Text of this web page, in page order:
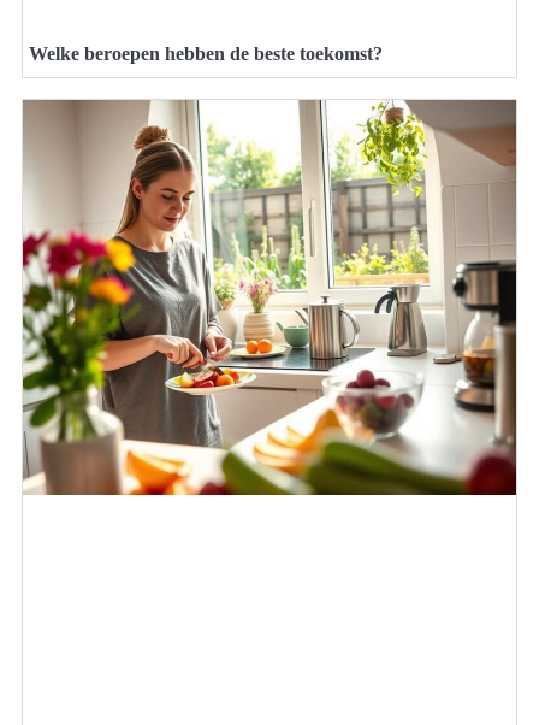
Welke beroepen hebben de beste toekomst?